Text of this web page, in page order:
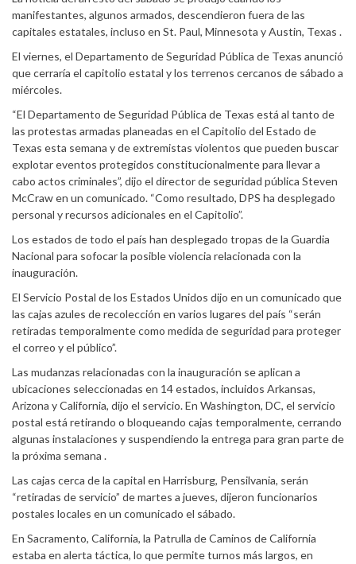
manifestantes, algunos armados, descendieron fuera de las
capitales estatales, incluso en St. Paul, Minnesota y Austin, Texas .
El viernes, el Departamento de Seguridad Pública de Texas anunció
que cerraría el capitolio estatal y los terrenos cercanos de sábado a
miércoles.
“El Departamento de Seguridad Pública de Texas está al tanto de
las protestas armadas planeadas en el Capitolio del Estado de
Texas esta semana y de extremistas violentos que pueden buscar
explotar eventos protegidos constitucionalmente para llevar a
cabo actos criminales”, dijo el director de seguridad pública Steven
McCraw en un comunicado. “Como resultado, DPS ha desplegado
personal y recursos adicionales en el Capitolio”.
Los estados de todo el país han desplegado tropas de la Guardia
Nacional para sofocar la posible violencia relacionada con la
inauguración.
El Servicio Postal de los Estados Unidos dijo en un comunicado que
las cajas azules de recolección en varios lugares del país “serán
retiradas temporalmente como medida de seguridad para proteger
el correo y el público”.
Las mudanzas relacionadas con la inauguración se aplican a
ubicaciones seleccionadas en 14 estados, incluidos Arkansas,
Arizona y California, dijo el servicio. En Washington, DC, el servicio
postal está retirando o bloqueando cajas temporalmente, cerrando
algunas instalaciones y suspendiendo la entrega para gran parte de
la próxima semana .
Las cajas cerca de la capital en Harrisburg, Pensilvania, serán
“retiradas de servicio” de martes a jueves, dijeron funcionarios
postales locales en un comunicado el sábado.
En Sacramento, California, la Patrulla de Caminos de California
estaba en alerta táctica, lo que permite turnos más largos, en